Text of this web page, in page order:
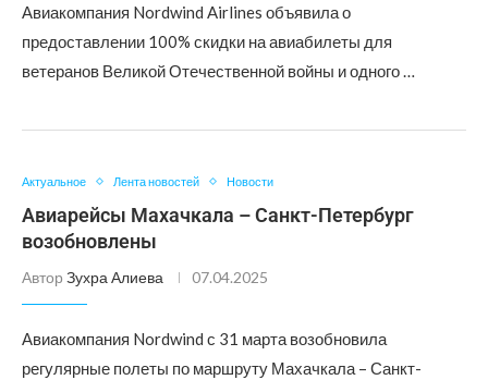
Авиакомпания Nordwind Airlines объявила о
предоставлении 100% скидки на авиабилеты для
ветеранов Великой Отечественной войны и одного …
Актуальное Лента новостей Новости
Авиарейсы Махачкала – Санкт-Петербург
возобновлены
Автор Зухра Алиева 07.04.2025
Авиакомпания Nordwind с 31 марта возобновила
регулярные полеты по маршруту Махачкала – Санкт-